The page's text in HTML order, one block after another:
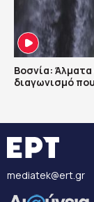
Βοσνία:
διαγωνισμό
mediatek@ert.gr